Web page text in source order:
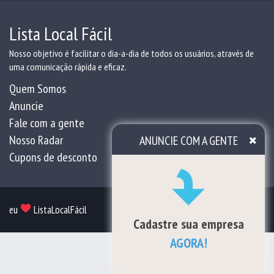
ANUNCIE COM A GENTE
Cadastre sua empresa
AGORA!
Lista Local Fácil
Nosso objetivo é facilitar o dia-a-dia de todos os usuários, através de
uma comunicação rápida e eficaz.
Quem Somos
Anuncie
Fale com a gente
Nosso Radar
Cupons de desconto
eu ListaLocalFácil